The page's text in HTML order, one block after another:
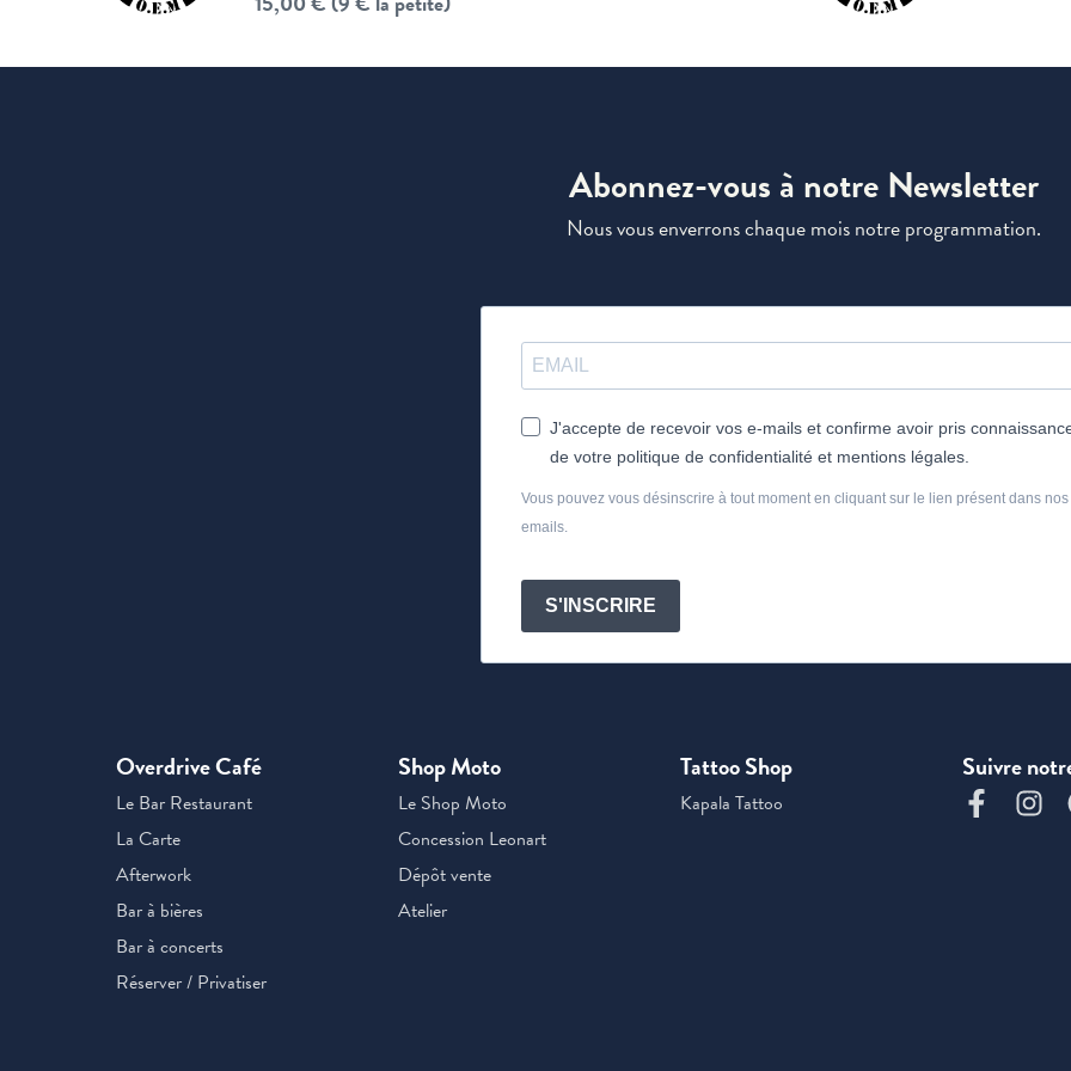
Abonnez-vous à notre Newsletter
Nous vous enverrons chaque mois notre programmation.
J'accepte de recevoir vos e-mails et confirme avoir pris
de votre politique de confidentialité et mentions légales.
Vous pouvez vous désinscrire à tout moment en cliquant sur le lien présent dans nos
emails.
S'INSCRIRE
Overdrive Café
Le Bar Restaurant
La Carte
Afterwork
Bar à bières
Bar à concerts
Réserver / Privatiser
Shop Moto
Le Shop Moto
Concession Leonart
Dépôt vente
Atelier
Tattoo Shop
Kapala Tattoo
Suivre